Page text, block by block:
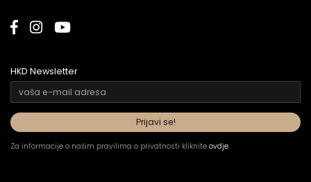
HKD Newsletter
Za informacije o našim pravilima o privatnosti kliknite ovdje.